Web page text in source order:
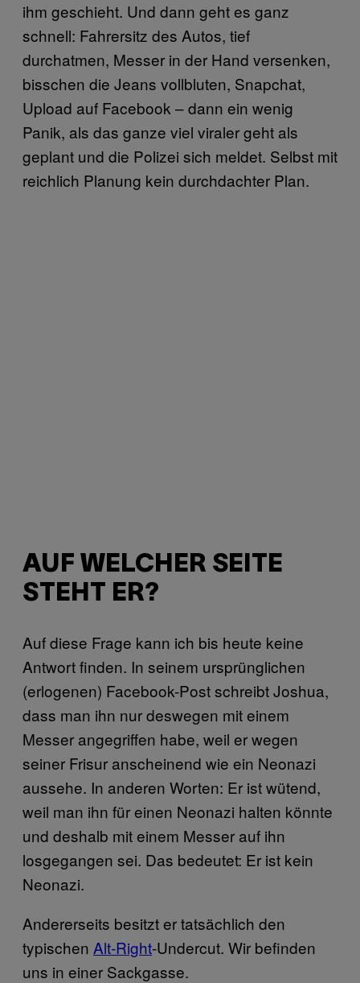
ihm geschieht. Und dann geht es ganz
schnell: Fahrersitz des Autos, tief
durchatmen, Messer in der Hand versenken,
bisschen die Jeans vollbluten, Snapchat,
Upload auf Facebook – dann ein wenig
Panik, als das ganze viel viraler geht als
geplant und die Polizei sich meldet. Selbst mit
reichlich Planung kein durchdachter Plan.
AUF WELCHER SEITE
STEHT ER?
Auf diese Frage kann ich bis heute keine
Antwort finden. In seinem ursprünglichen
(erlogenen) Facebook-Post schreibt Joshua,
dass man ihn nur deswegen mit einem
Messer angegriffen habe, weil er wegen
seiner Frisur anscheinend wie ein Neonazi
aussehe. In anderen Worten: Er ist wütend,
weil man ihn für einen Neonazi halten könnte
und deshalb mit einem Messer auf ihn
losgegangen sei. Das bedeutet: Er ist kein
Neonazi.
Andererseits besitzt er tatsächlich den
typischen Alt-Right-Undercut. Wir befinden
uns in einer Sackgasse.